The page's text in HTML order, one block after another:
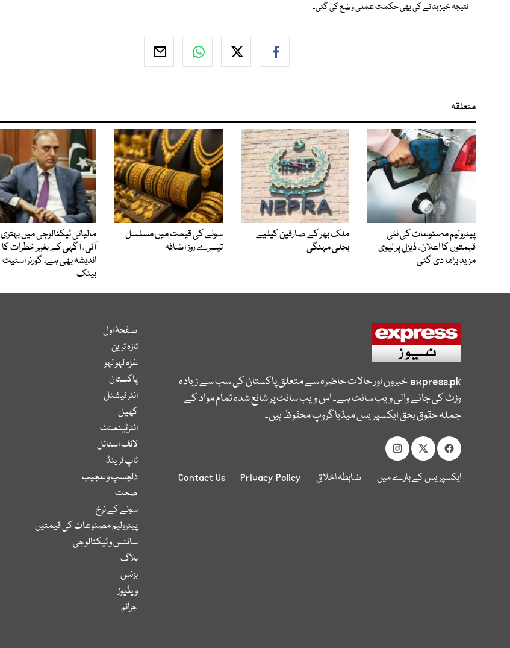
نتیجہ خیز بنانے کی بھی حکمت عملی وضع کی گئی۔
متعلقہ
پیٹرولیم مصنوعات کی نئی
قیمتوں کا اعلان، ڈیزل پر لیوی
مزید بڑھا دی گئی
ملک بھر کے صارفین کیلیے
بجلی مہنگی
سونے کی قیمت میں مسلسل
تیسرے روز اضافہ
مالیاتی ٹیکنالوجی میں بہتری
آئی، آگہی کے بغیر خطرات کا
اندیشہ بھی ہے، گورنر اسٹیٹ
بینک
express.pkخبروں اور حالات حاضرہ سے متعلق پاکستان کی سب سے زیادہ
وزٹ کی جانے والی ویب سائٹ ہے۔ اس ویب سائٹ پر شائع شدہ تمام مواد کے
جملہ حقوق بحق ایکسپریس میڈیا گروپ محفوظ ہیں۔
ایکسپریس کے بارے میں ضابطہ اخلاق Privacy Policy
Contact Us
صفحۂ اول
تازہ ترین
غزہ لہو لہو
پاکستان
انٹر نیشنل
کھیل
انٹرٹینمنٹ
لائف اسٹائل
ٹاپ ٹرینڈ
دلچسپ و عجیب
صحت
سونے کے نرخ
پیٹرولیم مصنوعات کی قیمتیں
سائنس و ٹیکنالوجی
بلاگ
بزنس
ویڈیوز
جرائم